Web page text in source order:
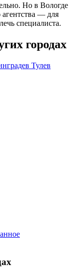
Но в Вологде
— для
специалиста.
городах
в Тулев